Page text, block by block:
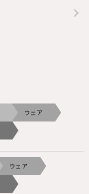
ウェア
ウェア